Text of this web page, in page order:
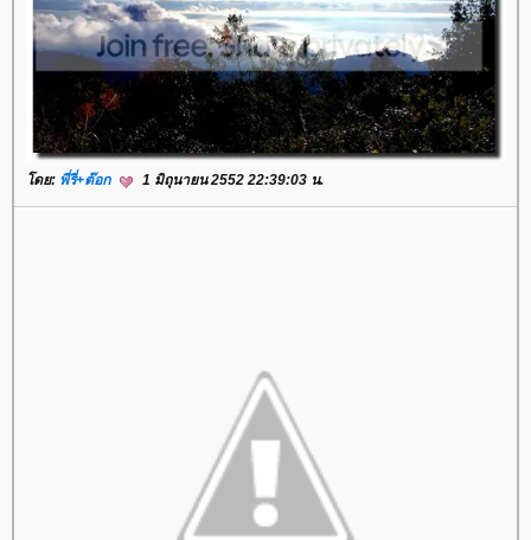
โดย: พี่รี่+ต๊อก 1 มิถุนายน 2552 22:39:03 น.